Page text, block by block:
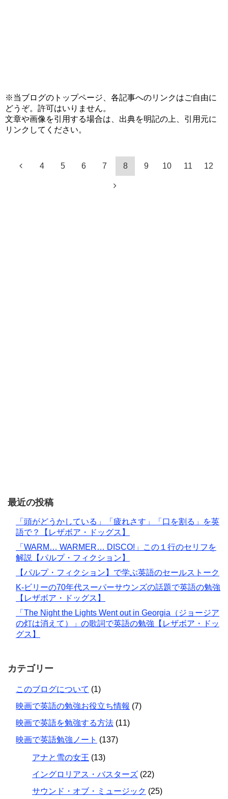
※当ブログのトップページ、各記事へのリンクはご自由に
どうぞ。許可はいりません。
文章や画像を引用する場合は、出典を明記の上、引用元に
リンクしてください。
4 5 6 7 8 9 10 11 12
最近の投稿
「頭がどうかしている」「疲れさす」「口を割る」を英
語で？【レザボア・ドッグス】
「WARM… WARMER… DISCO!」この１行のセリフを
解説【パルプ・フィクション】
【パルプ・フィクション】で学ぶ英語のセールストーク
K-ビリーの70年代スーパーサウンズの話題で英語の勉強
【レザボア・ドッグス】
「The Night the Lights Went out in Georgia（ジョージア
の灯は消えて）」の歌詞で英語の勉強【レザボア・ドッ
グス】
カテゴリー
このブログについて (1)
映画で英語の勉強お役立ち情報 (7)
映画で英語を勉強する方法 (11)
映画で英語勉強ノート (137)
アナと雪の女王 (13)
イングロリアス・バスターズ (22)
サウンド・オブ・ミュージック (25)